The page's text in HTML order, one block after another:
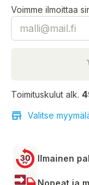
Voimme ilmoittaa
Toimituskulut alk.
Valitse
Ilmainen
Nopeat ja